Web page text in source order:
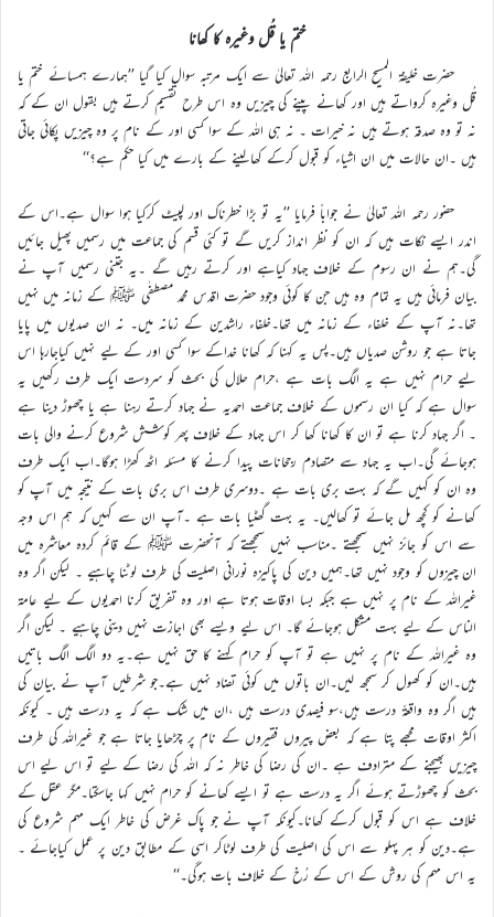
ختم یا قُل وغیرہ کا کھانا
حضرت خلیفۃ المسیح الرابع رحمہ اللہ تعالیٰ سے ایک مرتبہ سوال کیا گیا ’’ہمارے ہمسائے ختم یا
قُل وغیرہ کرواتے ہیں اور کھانے پینے کی چیزیں وہ اس طرح تقسیم کرتے ہیں بقول ان کے کہ
نہ تو وہ صدقہ ہوتے ہیں نہ خیرات ۔ نہ ہی اللہ کے سوا کسی اور کے نام پر وہ چیزیں پکائی جاتی
ہیں ۔ان حالات میں ان اشیاء کو قبول کرکے کھالینے کے بارے میں کیا حکم ہے؟‘‘
حضور رحمہ اللہ تعالیٰ نے جواباً فرمایا ’’یہ تو بڑا خطرناک اور لپیٹ کرکیا ہوا سوال ہے۔اس کے
اندر ایسے نکات ہیں کہ ان کو نظر انداز کریں گے تو کئی قسم کی جماعت میں رسمیں پھیل جائیں
گی۔ہم نے ان رسوم کے خلاف جہاد کیاہے اور کرتے رہیں گے ۔یہ جتنی رسمیں آپ نے
بیان فرمائی ہیں یہ تمام وہ ہیں جن کا کوئی وجود حضرت اقدس محمد مصطفٰی ﷺ کے زمانہ میں نہیں
تھا۔نہ آپ کے خلفاء کے زمانہ میں تھا۔خلفاء راشدین کے زمانہ میں۔ نہ ان صدیوں میں پایا
جاتا ہے جو روشن صدیاں ہیں۔پس یہ کہنا کہ کھانا خداکے سوا کسی اور کے لیے نہیں کیاجارہا اس
لیے حرام نہیں ہے یہ الگ بات ہے ،حرام حلال کی بحث کو سردست ایک طرف رکھیں یہ
سوال ہے کہ کیا ان رسموں کے خلاف جماعت احمدیہ نے جہاد کرتے رہنا ہے یا چھوڑ دینا ہے
۔ اگر جہاد کرنا ہے تو ان کا کھانا کھا کر اس جہاد کے خلاف پھر کوشش شروع کرنے والی بات
ہوجائے گی۔اب یہ جہاد سے متصادم رجحانات پیدا کرنے کا مسئلہ اٹھ کھڑا ہوگا۔اب ایک طرف
وہ ان کو کہیں گے کہ بہت بری بات ہے ۔دوسری طرف اس بری بات کے نتیجہ میں آپ کو
کھانے کو کچھ مل جائے تو کھالیں۔ یہ بہت گھٹیا بات ہے ۔آپ ان سے کہیں کہ ہم اس وجہ
سے اس کو جائز نہیں سمجھتے ۔مناسب نہیں سمجھتے کہ آنحضرت ﷺ کے قائم کردہ معاشرہ میں
ان چیزوں کو وجود نہیں تھا۔ہمیں دین کی پاکیزہ نورانی اصلیت کی طرف لوٹنا چاہیے ۔ لیکن اگر وہ
غیراللہ کے نام پر نہیں ہے جبکہ بسا اوقات ہوتا ہے اور وہ تفریق کرنا احمدیوں کے لیے عامۃ
الناس کے لیے بہت مشکل ہوجائے گا۔ اس لیے ویسے بھی اجازت نہیں دینی چاہیے ۔ لیکن اگر
وہ غیراللہ کے نام پر نہیں ہے تو آپ کو حرام کہنے کا حق نہیں ہے۔یہ دو الگ الگ باتیں
ہیں۔ان کو کھول کر سمجھ لیں۔ان باتوں میں کوئی تضاد نہیں ہے۔جو شرطیں آپ نے بیان کی
ہیں اگر وہ واقعۃً درست ہیں،سو فیصدی درست ہیں ،ان میں شک ہے کہ یہ درست ہیں ۔ کیونکہ
اکثر اوقات مجھے پتا ہے کہ بعض پیروں فقیروں کے نام پر چڑھایا جاتا ہے جو غیراللہ کی طرف
چیزیں بھیجنے کے مترادف ہے ۔ان کی رضا کی خاطر نہ کہ اللہ کی رضا کے لیے تو اس لیے اس
بحث کو چھوڑتے ہوئے اگر یہ درست ہے تو ایسے کھانے کو حرام نہیں کہا جاسکتا۔مگر عقل کے
خلاف ہے اس کو قبول کرکے کھانا۔کیونکہ آپ نے جو پاک غرض کی خاطر ایک مہم شروع کی
ہے۔دین کو ہر پہلو سے اس کی اصلیت کی طرف لوٹاکر اسی کے مطابق دین پر عمل کیاجائے ۔
یہ اس مہم کی روش کے اس کے رُخ کے خلاف بات ہوگی۔‘‘